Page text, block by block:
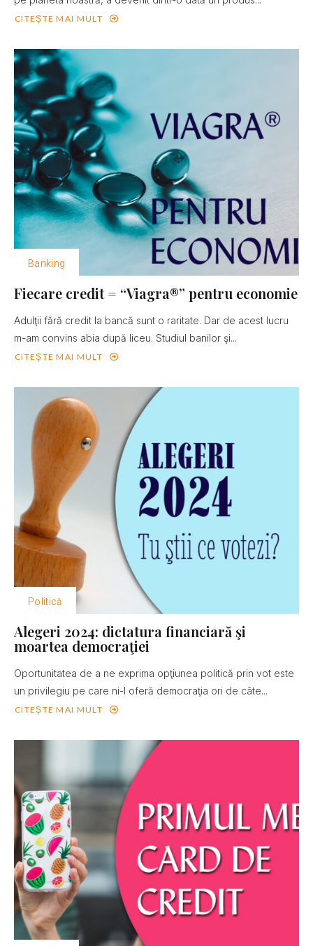
CITEȘTE MAI MULT
Banking
Fiecare credit = “Viagra®” pentru economie
Adulţii fără credit la bancă sunt o raritate. Dar de acest lucru
m-am convins abia după liceu. Studiul banilor şi...
CITEȘTE MAI MULT
Politică
Alegeri 2024: dictatura financiară şi
moartea democraţiei
Oportunitatea de a ne exprima opţiunea politică prin vot este
un privilegiu pe care ni-l oferă democraţia ori de câte...
CITEȘTE MAI MULT